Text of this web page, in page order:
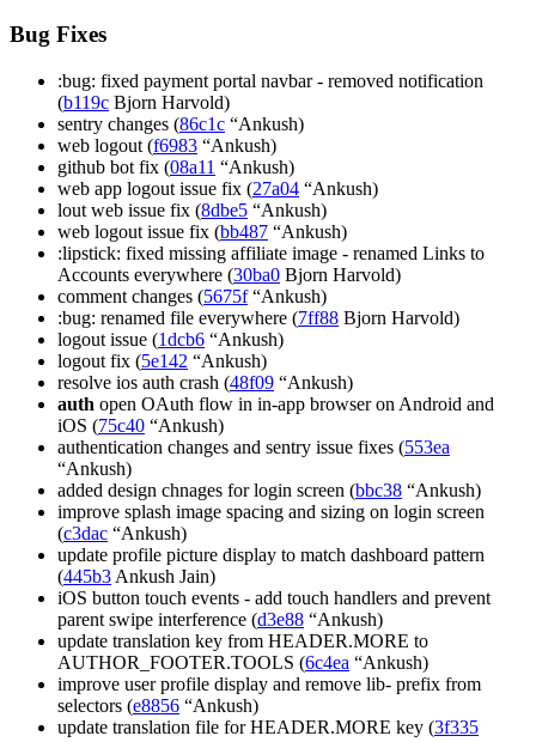
Bug Fixes
:bug: fixed payment portal navbar - removed notification
(b119c Bjorn Harvold)
sentry changes (86c1c “Ankush)
web logout (f6983 “Ankush)
github bot fix (08a11 “Ankush)
web app logout issue fix (27a04 “Ankush)
lout web issue fix (8dbe5 “Ankush)
web logout issue fix (bb487 “Ankush)
:lipstick: fixed missing affiliate image - renamed Links to
Accounts everywhere (30ba0 Bjorn Harvold)
comment changes (5675f“Ankush)
:bug: renamed file everywhere (7ff88 Bjorn Harvold)
logout issue (1dcb6 “Ankush)
logout fix (5e142 “Ankush)
resolve ios auth crash (48f09 “Ankush)
auth open OAuth flow in in-app browser on Android and
iOS (75c40 “Ankush)
authentication changes and sentry issue fixes (553ea
“Ankush)
added design chnages for login screen (bbc38 “Ankush)
improve splash image spacing and sizing on login screen
(c3dac “Ankush)
update profile picture display to match dashboard pattern
(445b3 Ankush Jain)
iOS button touch events - add touch handlers and prevent
parent swipe interference (d3e88 “Ankush)
update translation key from HEADER.MORE to
AUTHOR_FOOTER.TOOLS (6c4ea “Ankush)
improve user profile display and remove lib- prefix from
selectors (e8856 “Ankush)
update translation file for HEADER.MORE key (3f335